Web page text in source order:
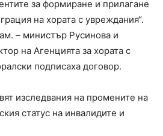
за формиране и прилагане
на хората с увреждания“.
– министър Русинова и
на Агенцията за хората с
подписаха договор.
изследвания на промените на
статус на инвалидите и